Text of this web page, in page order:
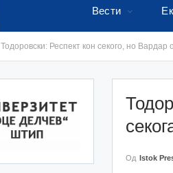
Вести
Тодоровски: Респект кон секого, но
Од Istok